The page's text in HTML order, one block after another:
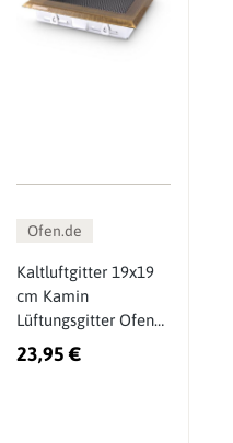
Ofen.de
Kaltluftgitter 19x19
cm Kamin
Lüftungsgitter Ofen
Gitter Messing Alt
23,95 €